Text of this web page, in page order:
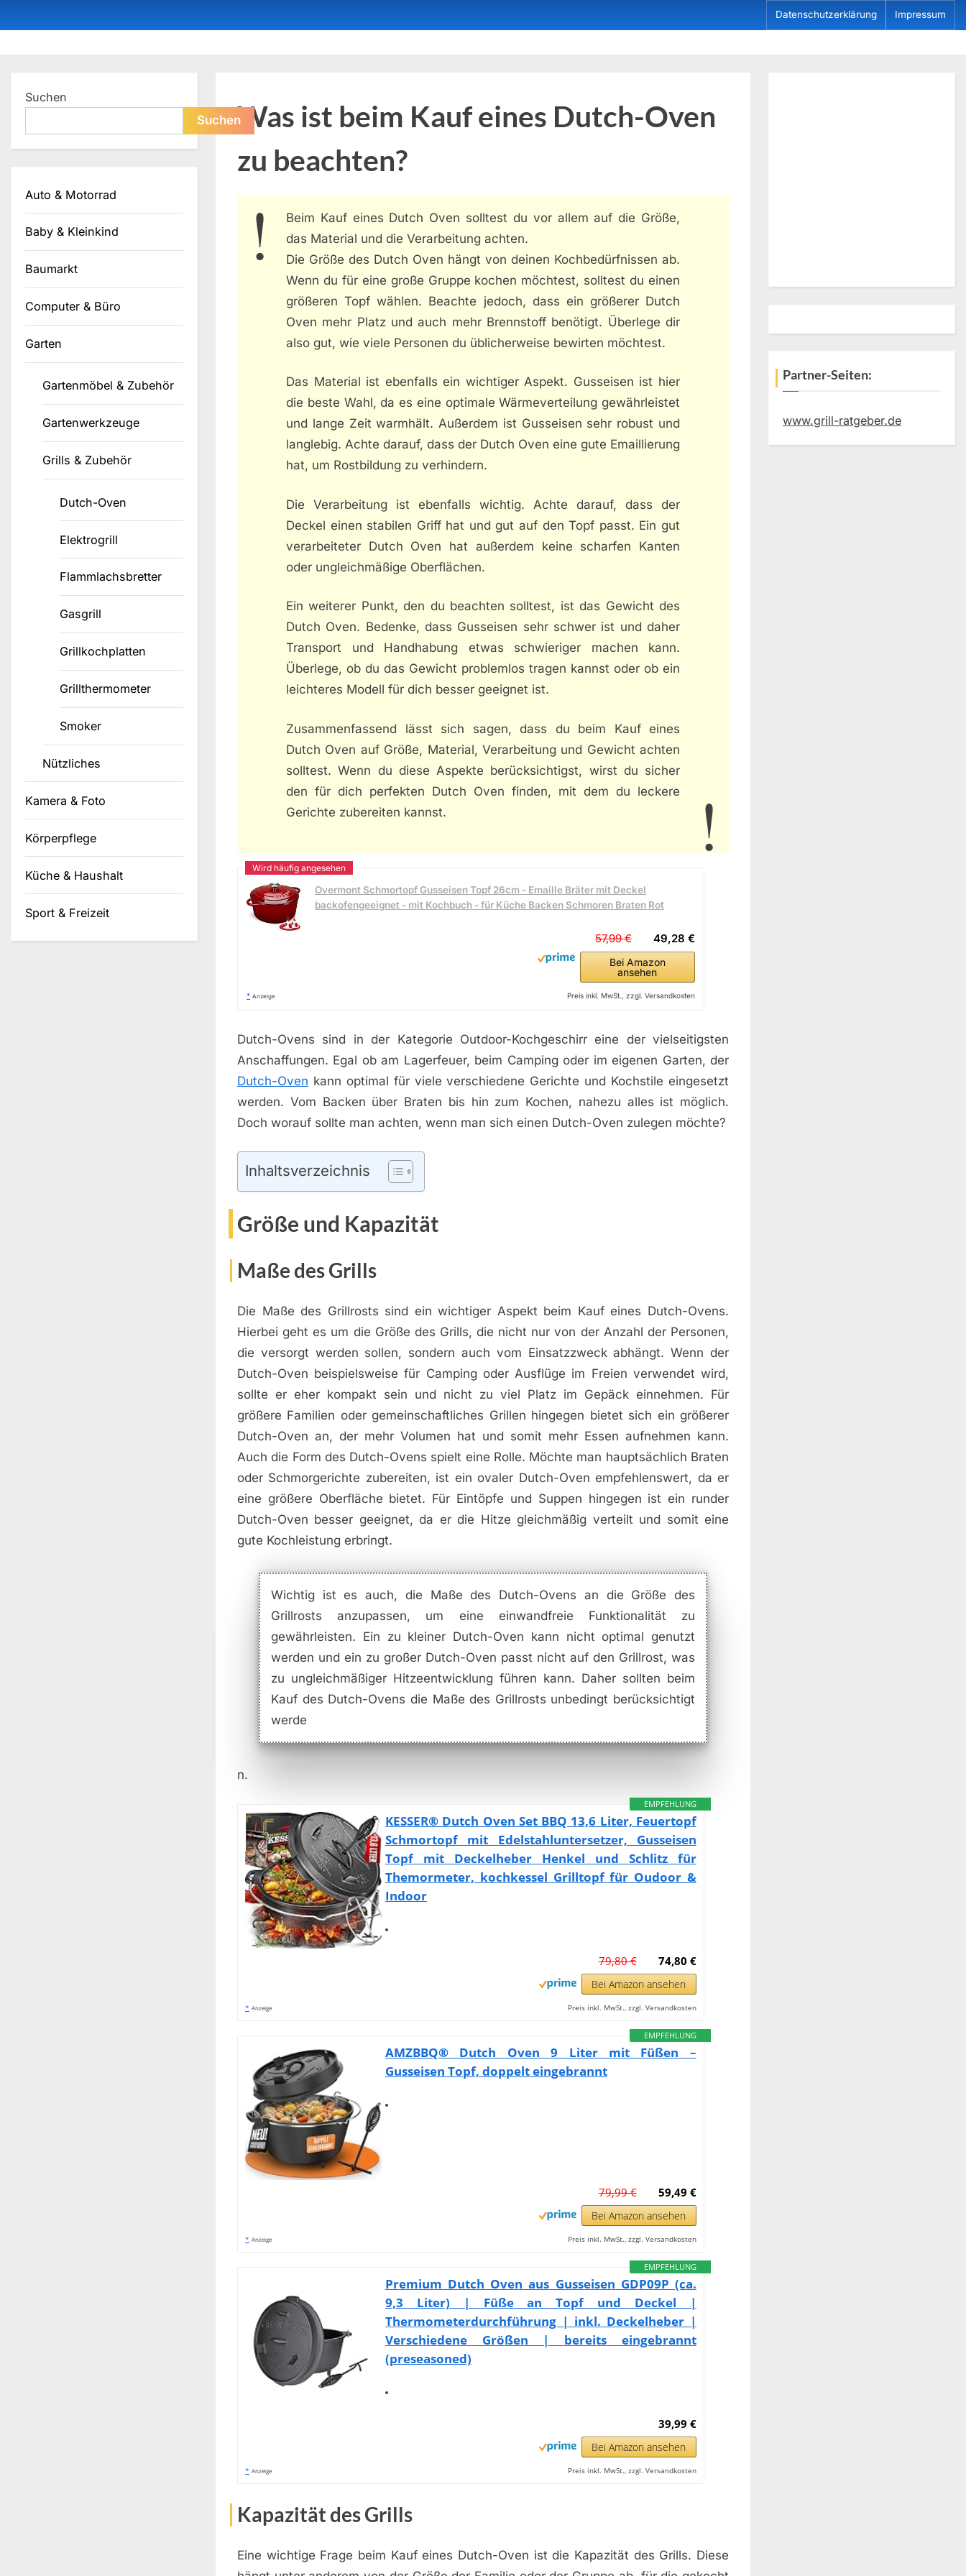
to
Datenschutzerklärung Impressum
Was ist beim Kauf eines Dutch-Oven
zu beachten?
Beim Kauf eines Dutch Oven solltest du vor allem auf die Größe,
das Material und die Verarbeitung achten.
Die Größe des Dutch Oven hängt von deinen Kochbedürfnissen ab.
Wenn du für eine große Gruppe kochen möchtest, solltest du einen
größeren Topf wählen. Beachte jedoch, dass ein größerer Dutch
Oven mehr Platz und auch mehr Brennstoff benötigt. Überlege dir
also gut, wie viele Personen du üblicherweise bewirten möchtest.
Das Material ist ebenfalls ein wichtiger Aspekt. Gusseisen ist hier
die beste Wahl, da es eine optimale Wärmeverteilung gewährleistet
und lange Zeit warmhält. Außerdem ist Gusseisen sehr robust und
langlebig. Achte darauf, dass der Dutch Oven eine gute Emaillierung
hat, um Rostbildung zu verhindern.
Die Verarbeitung ist ebenfalls wichtig. Achte darauf, dass der
Deckel einen stabilen Griff hat und gut auf den Topf passt. Ein gut
verarbeiteter Dutch Oven hat außerdem keine scharfen Kanten
oder ungleichmäßige Oberflächen.
Ein weiterer Punkt, den du beachten solltest, ist das Gewicht des
Dutch Oven. Bedenke, dass Gusseisen sehr schwer ist und daher
Transport und Handhabung etwas schwieriger machen kann.
Überlege, ob du das Gewicht problemlos tragen kannst oder ob ein
leichteres Modell für dich besser geeignet ist.
Zusammenfassend lässt sich sagen, dass du beim Kauf eines
Dutch Oven auf Größe, Material, Verarbeitung und Gewicht achten
solltest. Wenn du diese Aspekte berücksichtigst, wirst du sicher
den für dich perfekten Dutch Oven finden, mit dem du leckere
Gerichte zubereiten kannst.
Overmont Schmortopf Gusseisen Topf 26cm - Emaille Bräter mit Deckel
backofengeeignet - mit Kochbuch - für Küche Backen Schmoren Braten Rot
49,28 €
57,99 €
Bei Amazon
ansehen
* Anzeige Preis inkl. MwSt., zzgl. Versandkosten
Dutch-Ovens sind in der Kategorie Outdoor-Kochgeschirr eine der vielseitigsten
Anschaffungen. Egal ob am Lagerfeuer, beim Camping oder im eigenen Garten, der
Dutch-Oven kann optimal für viele verschiedene Gerichte und Kochstile eingesetzt
werden. Vom Backen über Braten bis hin zum Kochen, nahezu alles ist möglich.
Doch worauf sollte man achten, wenn man sich einen Dutch-Oven zulegen möchte?
Inhaltsverzeichnis
Größe und Kapazität
Maße des Grills
Die Maße des Grillrosts sind ein wichtiger Aspekt beim Kauf eines Dutch-Ovens.
Hierbei geht es um die Größe des Grills, die nicht nur von der Anzahl der Personen,
die versorgt werden sollen, sondern auch vom Einsatzzweck abhängt. Wenn der
Dutch-Oven beispielsweise für Camping oder Ausflüge im Freien verwendet wird,
sollte er eher kompakt sein und nicht zu viel Platz im Gepäck einnehmen. Für
größere Familien oder gemeinschaftliches Grillen hingegen bietet sich ein größerer
Dutch-Oven an, der mehr Volumen hat und somit mehr Essen aufnehmen kann.
Auch die Form des Dutch-Ovens spielt eine Rolle. Möchte man hauptsächlich Braten
oder Schmorgerichte zubereiten, ist ein ovaler Dutch-Oven empfehlenswert, da er
eine größere Oberfläche bietet. Für Eintöpfe und Suppen hingegen ist ein runder
Dutch-Oven besser geeignet, da er die Hitze gleichmäßig verteilt und somit eine
gute Kochleistung erbringt.
Wichtig ist es auch, die Maße des Dutch-Ovens an die Größe des
Grillrosts anzupassen, um eine einwandfreie Funktionalität zu
gewährleisten. Ein zu kleiner Dutch-Oven kann nicht optimal genutzt
werden und ein zu großer Dutch-Oven passt nicht auf den Grillrost, was
zu ungleichmäßiger Hitzeentwicklung führen kann. Daher sollten beim
Kauf des Dutch-Ovens die Maße des Grillrosts unbedingt berücksichtigt
werde
n.
EMPFEHLUNG
KESSER® Dutch Oven Set BBQ 13,6 Liter, Feuertopf
Schmortopf mit Edelstahluntersetzer, Gusseisen
Topf mit Deckelheber Henkel und Schlitz für
Themormeter, kochkessel Grilltopf für Oudoor &
Indoor
74,80 €
79,80 €
Bei Amazon ansehen
* Anzeige Preis inkl. MwSt., zzgl. Versandkosten
EMPFEHLUNG
AMZBBQ® Dutch Oven 9 Liter mit Füßen –
Gusseisen Topf, doppelt eingebrannt
59,49 €
79,99 €
Bei Amazon ansehen
* Anzeige Preis inkl. MwSt., zzgl. Versandkosten
EMPFEHLUNG
Premium Dutch Oven aus Gusseisen GDP09P (ca.
9,3 Liter) | Füße an Topf und Deckel |
Thermometerdurchführung | inkl. Deckelheber |
Verschiedene Größen | bereits eingebrannt
(preseasoned)
39,99 €
Bei Amazon ansehen
* Anzeige Preis inkl. MwSt., zzgl. Versandkosten
Kapazität des Grills
Eine wichtige Frage beim Kauf eines Dutch-Oven ist die Kapazität des Grills. Diese
Suchen
Suchen
Auto & Motorrad
Baby & Kleinkind
Baumarkt
Computer & Büro
Garten
Gartenmöbel & Zubehör
Gartenwerkzeuge
Grills & Zubehör
Dutch-Oven
Elektrogrill
Flammlachsbretter
Gasgrill
Grillkochplatten
Grillthermometer
Smoker
Nützliches
Kamera & Foto
Körperpflege
Küche & Haushalt
Sport & Freizeit
Partner-Seiten:
www.grill-ratgeber.de